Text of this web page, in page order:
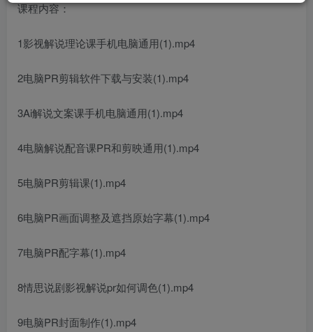
课程内容：
1影视解说理论课手机电脑通用(1).mp4
2电脑PR剪辑软件下载与安装(1).mp4
3Ai解说文案课手机电脑通用(1).mp4
4电脑解说配音课PR和剪映通用(1).mp4
5电脑PR剪辑课(1).mp4
6电脑PR画面调整及遮挡原始字幕(1).mp4
7电脑PR配字幕(1).mp4
8情思说剧影视解说pr如何调色(1).mp4
9电脑PR封面制作(1).mp4